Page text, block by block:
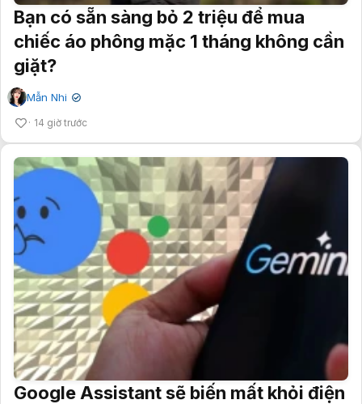
Bạn có sẵn sàng bỏ 2 triệu để mua
chiếc áo phông mặc 1 tháng không cần
giặt?
Mẫn Nhi ✔
14 giờ trước
Google Assistant sẽ biến mất khỏi điện